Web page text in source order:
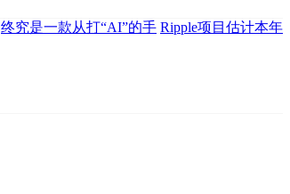
终究是一款从打“AI”的手 Ripple项目估计本年